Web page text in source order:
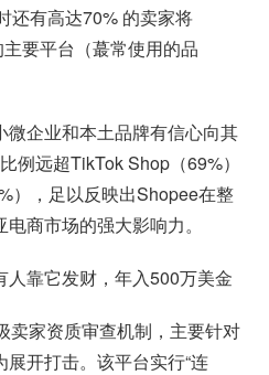
还有高达70% 的卖家将
要平台（蕞常使用的品
企业和本土品牌有信心向其
例远超TikTok Shop（69%）
），足以反映出Shopee在整
商市场的强大影响力。
靠它发财，年入500万美金
卖家资质审查机制，主要针对
开打击。该平台实行“连